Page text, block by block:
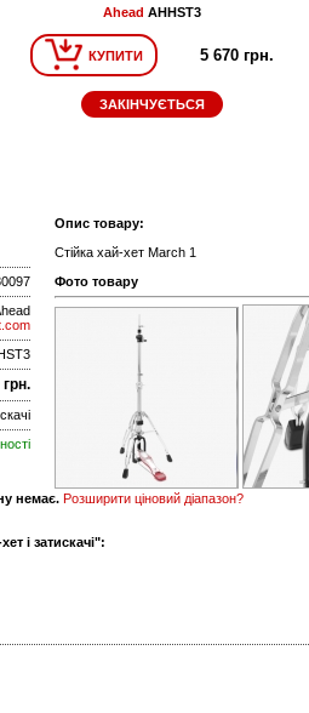
Ahead AHHST3
КУПИТИ 5 670 грн.
ЗАКІНЧУЄТЬСЯ
Опис товару:
Стійка хай-хет March 1
Фото товару
немає. Розширити ціновий діапазон?
і затискачі":